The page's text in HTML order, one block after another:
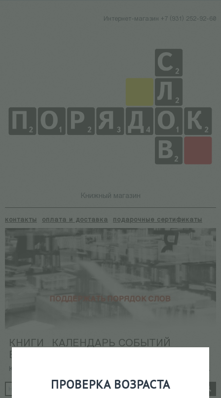
ПРОВЕРКА ВОЗРАСТА
Интернет-магазин +7 (931) 252-92-60
Книжный магазин
контакты оплата и доставка подарочные сертификаты
КНИГИ
КАЛЕНДАРЬ СОБЫТИЙ
ВИДЕОАРХИВ
Корзина: